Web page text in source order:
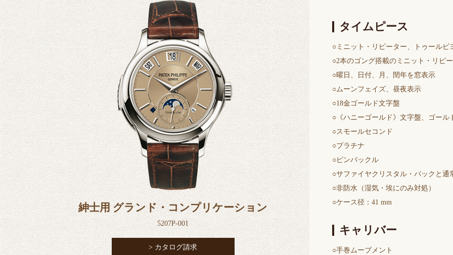
紳士用 グランド・コンプリケーション
5207P-001
> カタログ請求
タイムピース
○ミニット・リピーター、トゥール
○2本のゴング搭載のミニット・リピ
○曜日、日付、月、閏年を窓表示
○ムーンフェイズ、昼夜表示
○18金ゴールド文字盤
○《ハニーゴールド》文字盤、ゴール
○スモールセコンド
○プラチナ
○ピンバックル
○サファイヤクリスタル・バックと通
○非防水（湿気・埃にのみ対処）
○ケース径：41 mm
キャリバー
○手巻ムーブメント